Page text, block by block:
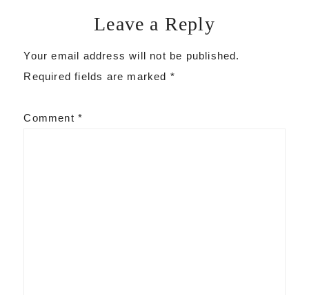
Leave a Reply
Your email address will not be published.
Required fields are marked *
Comment *